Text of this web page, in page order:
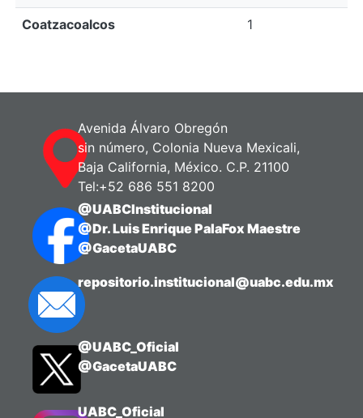
Coatzacoalcos 1
Avenida Álvaro Obregón
sin número, Colonia Nueva Mexicali,
Baja California, México. C.P. 21100
Tel:+52 686 551 8200
@UABCInstitucional
@Dr. Luis Enrique PalaFox Maestre
@GacetaUABC
repositorio.institucional@uabc.edu.mx
@UABC_Oficial
@GacetaUABC
UABC_Oficial